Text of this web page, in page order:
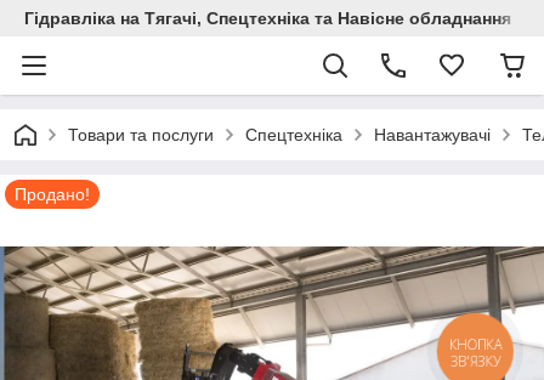
Гідравліка на Тягачі, Спецтехніка та Навісне обладнання
Товари та послуги Спецтехніка Навантажувачі
Продано!
КНОПКА
ЗВ'ЯЗКУ